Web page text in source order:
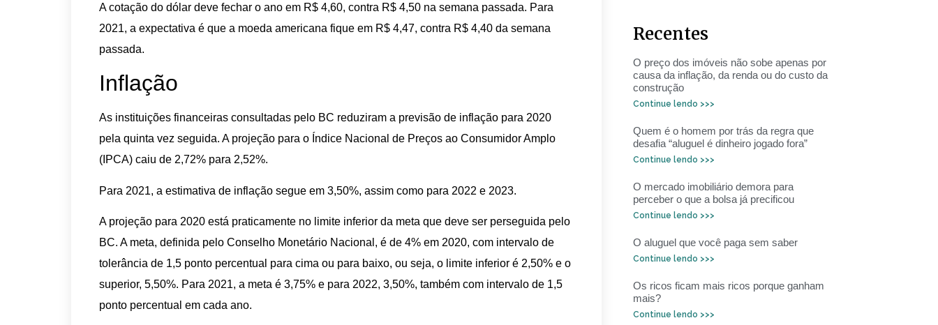
A cotação do dólar deve fechar o ano em R$ 4,60, contra R$ 4,50 na semana passada. Para
2021, a expectativa é que a moeda americana fique em R$ 4,47, contra R$ 4,40 da semana
passada.
Inflação
As instituições financeiras consultadas pelo BC reduziram a previsão de inflação para 2020
pela quinta vez seguida. A projeção para o Índice Nacional de Preços ao Consumidor Amplo
(IPCA) caiu de 2,72% para 2,52%.
Para 2021, a estimativa de inflação segue em 3,50%, assim como para 2022 e 2023.
A projeção para 2020 está praticamente no limite inferior da meta que deve ser perseguida pelo
BC. A meta, definida pelo Conselho Monetário Nacional, é de 4% em 2020, com intervalo de
tolerância de 1,5 ponto percentual para cima ou para baixo, ou seja, o limite inferior é 2,50% e o
superior, 5,50%. Para 2021, a meta é 3,75% e para 2022, 3,50%, também com intervalo de 1,5
ponto percentual em cada ano.
Recentes
O preço dos imóveis não sobe apenas por
causa da inflação, da renda ou do custo da
construção
Continue lendo >>>
Quem é o homem por trás da regra que
desafia “aluguel é dinheiro jogado fora”
Continue lendo >>>
O mercado imobiliário demora para
perceber o que a bolsa já precificou
Continue lendo >>>
O aluguel que você paga sem saber
Continue lendo >>>
Os ricos ficam mais ricos porque ganham
mais?
Continue lendo >>>